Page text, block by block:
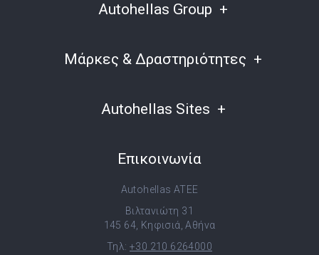
Autohellas Group
Μάρκες & Δραστηριότητες
Autohellas Sites
Επικοινωνία
Autohellas ATEE
Βιλτανιώτη 31
145 64, Κηφισιά, Αθήνα
Τηλ: +30 210 6264000